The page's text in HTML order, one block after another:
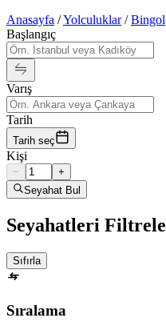
Anasayfa /Yolculuklar/Bingol
Başlangıç
Varış
Tarih
Tarih seç
Kişi
−
+
Seyahat Bul
Seyahatleri Filtrele
Sıfırla
Sıralama